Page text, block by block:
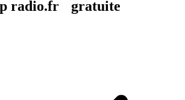
radio.fr gratuite